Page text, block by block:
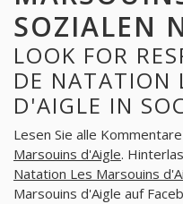
SOZIALEN
LOOK FOR
DE NATATION
D'AIGLE IN
Lesen Sie alle
Marsouins d'Aigle.
Natation Les Marsouins
Marsouins d'Aigle auf